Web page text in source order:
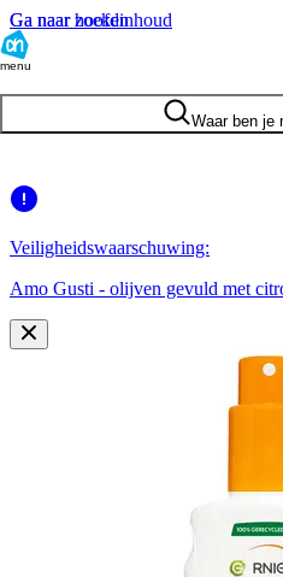
Ga naar hoofdinhoud
Ga naar zoeken
menu
Waar ben je
Veiligheidswaarschuwing:
Amo Gusti - olijven gevuld met